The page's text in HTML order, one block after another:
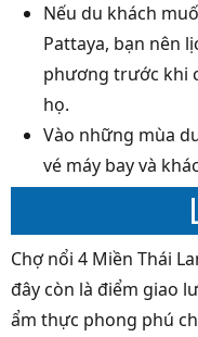
Nếu du khách
Pattaya, bạn nên
phương trước khi
họ.
Vào những mùa
vé máy bay và
Chợ nổi 4 Miền Thái
đây còn là điểm giao
ẩm thực phong phú